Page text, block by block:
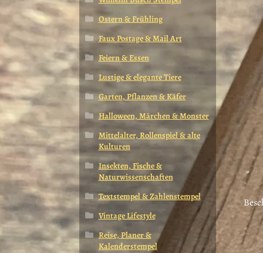
Ostern & Frühling
Faux Postage & Mail Art
Feiern & Essen
Lustige & elegante Tiere
Garten, Pflanzen & Käfer
Halloween, Märchen & Monster
Mittelalter, Rollenspiel & alte
Kulturen
Insekten, Fische &
Naturwissenschaften
Textstempel & Zahlenstempel
Vintage Lifestyle
Reise, Planer &
Kalenderstempel